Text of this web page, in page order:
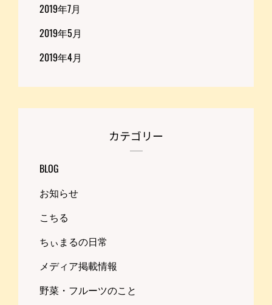
2019年7月
2019年5月
2019年4月
カテゴリー
BLOG
お知らせ
こちる
ちぃまるの日常
メディア掲載情報
野菜・フルーツのこと